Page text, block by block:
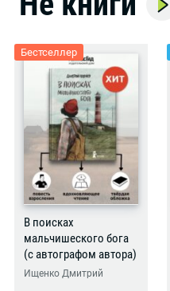
Бестселлер
В поисках
мальчишеского бога
(с автографом автора)
Ищенко Дмитрий